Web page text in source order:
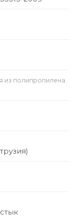
из полипропилена